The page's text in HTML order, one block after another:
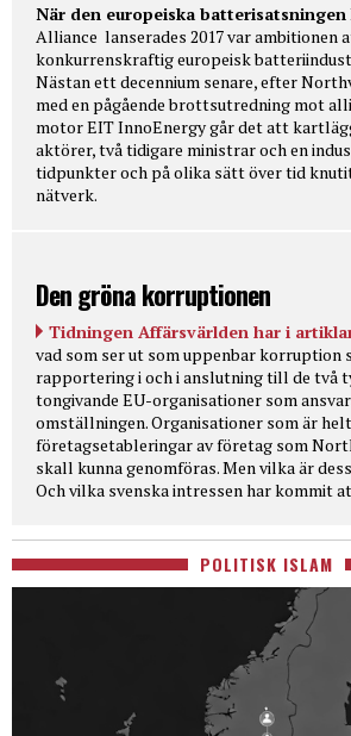
När den europeiska batterisatsningen
Alliance lanserades 2017 var ambitionen
konkurrenskraftig europeisk
Nästan ett decennium senare, efter
med en pågående brottsutredning mot
motor EIT InnoEnergy går det att
aktörer, två tidigare ministrar och en
tidpunkter och på olika sätt över tid
nätverk.
Den gröna korruptionen
Tidningen Affärsvärlden har i
vad som ser ut som uppenbar korruption
rapportering i och i anslutning till de två
tongivande EU-organisationer som
omställningen. Organisationer som är
företagsetableringar av företag som
skall kunna genomföras. Men vilka är
Och vilka svenska intressen har kommit
POLITISK ISLAM